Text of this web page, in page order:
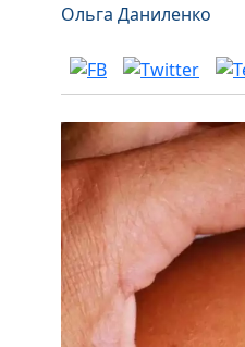
Ольга Даниленко